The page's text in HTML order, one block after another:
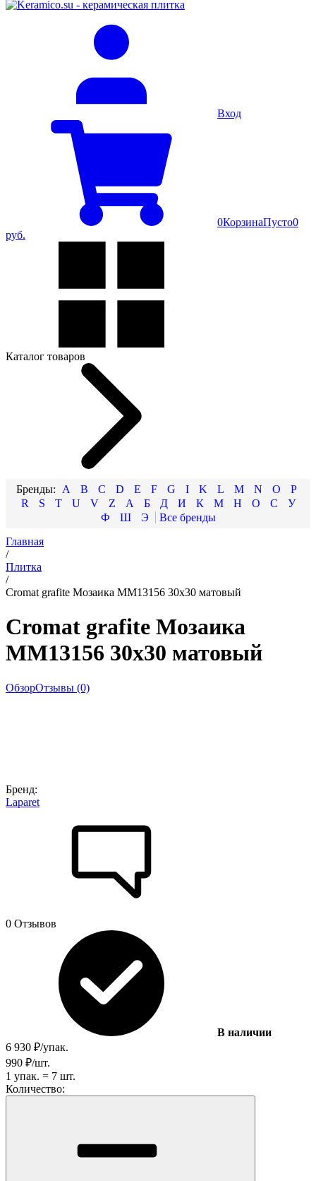
Вход
0КорзинаПусто0
руб.
Каталог товаров
A B C D E F G I K L M N O
P
R
S T U V Z А Б Д И К М Н О С
У
Ф
Ш
Э
Главная
/
Плитка
/
Cromat grafite Мозаика MM13156 30x30 матовый
Cromat grafite Мозаика
MM13156 30x30 матовый
ОбзорОтзывы (0)
Бренд:
Laparet
0 Отзывов
В наличии
6 930 ₽/упак.
990 ₽/шт.
1 упак. = 7 шт.
Количество: